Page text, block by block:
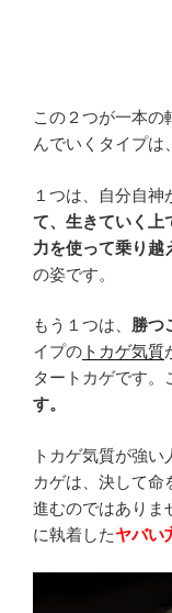
この２つが一本の
んでいくタイプは
１つは、自分自神
て、生きていく上
力を使って乗り越
の姿です。
もう１つは、 勝つ
イプの トカゲ気質
タートカゲです。
す。
トカゲ気質が強
カゲは、決して命
進むのではありま
に執着したヤバい